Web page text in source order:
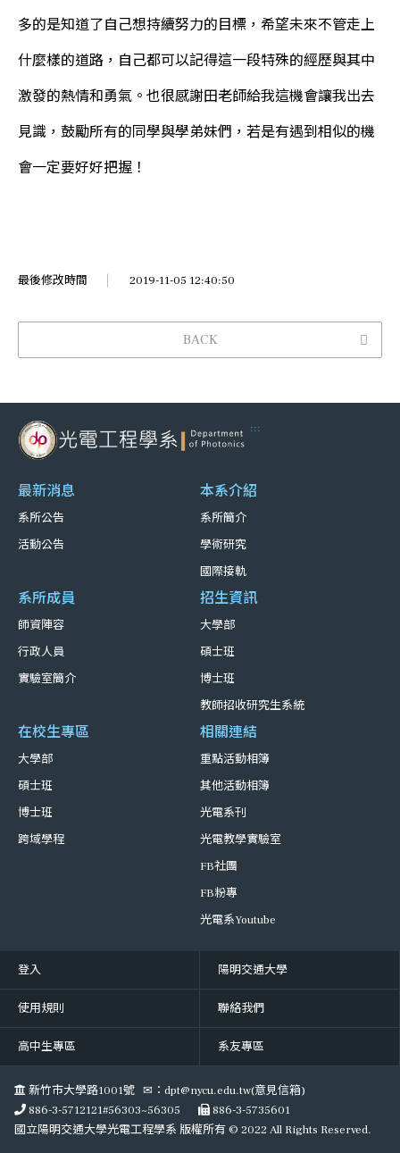
多的是知道了自己想持續努力的目標，希望未來不管走上
什麼樣的道路，自己都可以記得這一段特殊的經歷與其中
激發的熱情和勇氣。也很感謝田老師給我這機會讓我出去
見識，鼓勵所有的同學與學弟妹們，若是有遇到相似的機
會一定要好好把握！
最後修改時間 2019-11-05 12:40:50
BACK
:::
最新消息
系所公告
活動公告
本系介紹
系所簡介
學術研究
國際接軌
系所成員
師資陣容
行政人員
實驗室簡介
招生資訊
大學部
碩士班
博士班
教師招收研究生系統
在校生專區
大學部
碩士班
博士班
跨域學程
相關連結
重點活動相簿
其他活動相簿
光電系刊
光電教學實驗室
FB社團
FB粉專
光電系Youtube
登入 陽明交通大學
使用規則 聯絡我們
高中生專區 系友專區
新竹市大學路1001號 ✉：dpt@nycu.edu.tw(意見信箱)
886-3-5712121#56303~56305
886-3-5735601
國立陽明交通大學光電工程學系 版權所有 © 2022 All Rights Reserved.